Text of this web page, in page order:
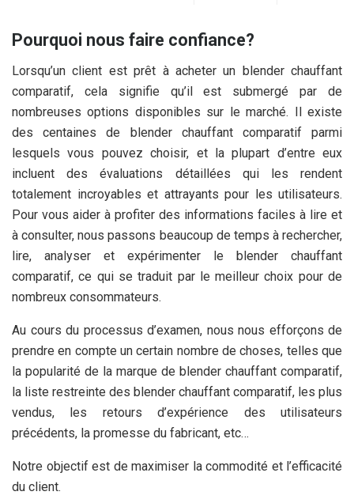
Pourquoi nous faire confiance?
Lorsqu’un client est prêt à acheter un blender chauffant
comparatif, cela signifie qu’il est submergé par de
nombreuses options disponibles sur le marché. Il existe
des centaines de blender chauffant comparatif parmi
lesquels vous pouvez choisir, et la plupart d’entre eux
incluent des évaluations détaillées qui les rendent
totalement incroyables et attrayants pour les utilisateurs.
Pour vous aider à profiter des informations faciles à lire et
à consulter, nous passons beaucoup de temps à rechercher,
lire, analyser et expérimenter le blender chauffant
comparatif, ce qui se traduit par le meilleur choix pour de
nombreux consommateurs.
Au cours du processus d’examen, nous nous efforçons de
prendre en compte un certain nombre de choses, telles que
la popularité de la marque de blender chauffant comparatif,
la liste restreinte des blender chauffant comparatif, les plus
vendus, les retours d’expérience des utilisateurs
précédents, la promesse du fabricant, etc…
Notre objectif est de maximiser la commodité et l’efficacité
du client.